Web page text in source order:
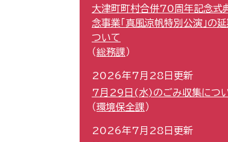
大津町町村合併70周年記念式
念事業「真風涼帆特別公演」の
ついて
総務課
2026年7月28日更新
7月29日(水)のごみ収集につ
環境保全課
2026年7月28日更新